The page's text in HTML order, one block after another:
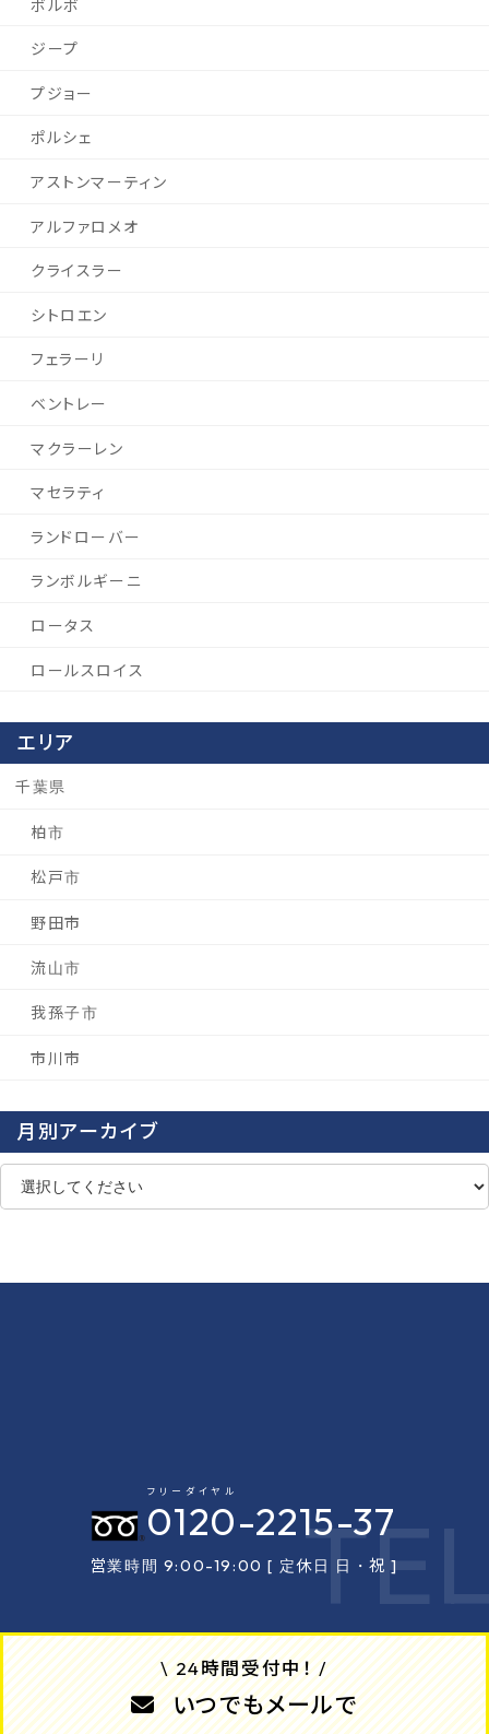
ボルボ
ジープ
プジョー
ポルシェ
アストンマーティン
アルファロメオ
クライスラー
シトロエン
フェラーリ
ベントレー
マクラーレン
マセラティ
ランドローバー
ランボルギーニ
ロータス
ロールスロイス
エリア
千葉県
柏市
松戸市
野田市
流山市
我孫子市
市川市
月別アーカイブ
0120
フリーダイヤル
-2215-37
営業時間 9:00-19:00 [ 定休日 日・祝 ]
\ 24時間受付中！ /
いつでもメールで